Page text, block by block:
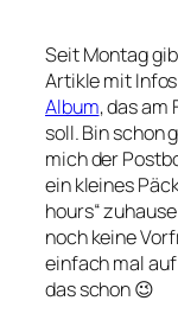
Seit Montag
Artikle mit
Album, das
soll. Bin schon
mich der
ein kleines
hours“
noch keine
einfach mal auf
das schon 😉